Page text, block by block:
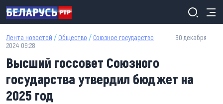
Перейти к основному содержанию
Лента новостей / Общество / Союзное государство
30 декабря
2024 09:28
Высший госсовет Союзного
государства утвердил бюджет на
2025 год